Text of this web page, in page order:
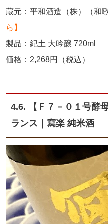
蔵元：平和酒造（株）（和歌
ら】
製品：紀土 大吟醸 720ml
価格：2,268円（税込）
4.6. 【Ｆ７－０１号酵
ランス｜寫楽 純米酒